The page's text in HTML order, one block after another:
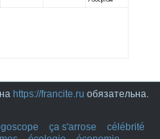
https://francite.ru обязательна.
ça s'arrose
célébrité